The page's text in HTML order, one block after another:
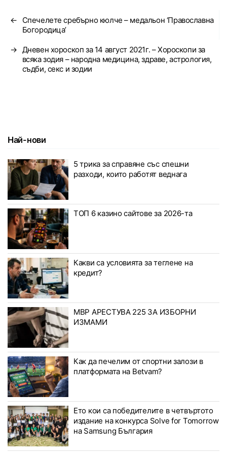
←
Спечелете сребърно кюлче – медальон ‘Православна
Богородица’
→ Дневен хороскоп за 14 август 2021г. – Хороскопи за
всяка зодия – народна медицина, здраве, астрология,
съдби, секс и зодии
Най-нови
5 трика за справяне със спешни
разходи, които работят веднага
ТОП 6 казино сайтове за 2026-та
Какви са условията за теглене на
кредит?
МВР АРЕСТУВА 225 ЗА ИЗБОРНИ
ИЗМАМИ
Как да печелим от спортни залози в
платформата на Betvam?
Ето кои са победителите в четвъртото
издание на конкурса Solve for Tomorrow
на Samsung България